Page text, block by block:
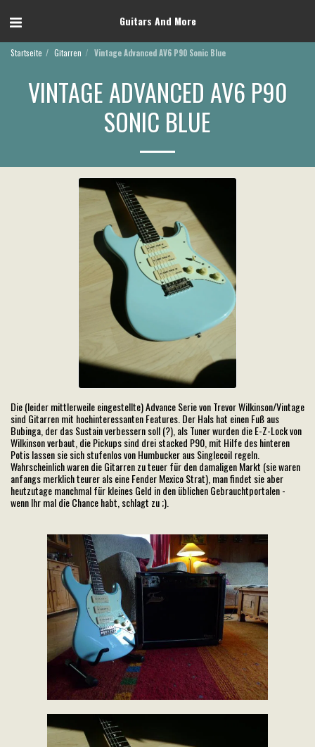
Guitars And More
Startseite Gitarren Vintage Advanced AV6 P90 Sonic Blue
VINTAGE ADVANCED AV6 P90
SONIC BLUE
Die (leider mittlerweile eingestellte) Advance Serie von Trevor Wilkinson/Vintage
sind Gitarren mit hochinteressanten Features. Der Hals hat einen Fuß aus
Bubinga, der das Sustain verbessern soll (?), als Tuner wurden die E-Z-Lock von
Wilkinson verbaut, die Pickups sind drei stacked P90, mit Hilfe des hinteren
Potis lassen sie sich stufenlos von Humbucker aus Singlecoil regeln.
Wahrscheinlich waren die Gitarren zu teuer für den damaligen Markt (sie waren
anfangs merklich teurer als eine Fender Mexico Strat), man findet sie aber
heutzutage manchmal für kleines Geld in den üblichen Gebrauchtportalen -
wenn Ihr mal die Chance habt, schlagt zu ;).